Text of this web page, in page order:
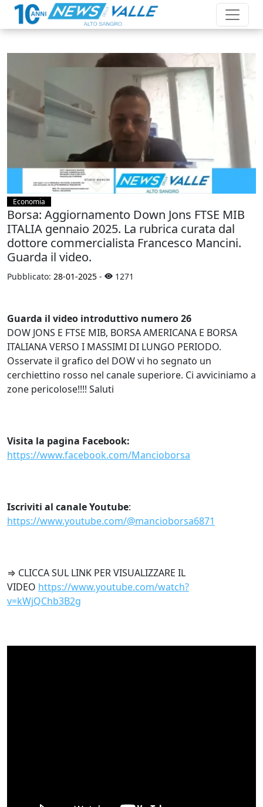
Economia
Borsa: Aggiornamento Down Jons FTSE MIB
ITALIA gennaio 2025. La rubrica curata dal
dottore commercialista Francesco Mancini.
Guarda il video.
Pubblicato: 28-01-2025 - 1271
Guarda il video introduttivo numero 26
DOW JONS E FTSE MIB, BORSA AMERICANA E BORSA
ITALIANA VERSO I MASSIMI DI LUNGO PERIODO.
Osservate il grafico del DOW vi ho segnato un
cerchiettino rosso nel canale superiore. Ci avviciniamo a
zone pericolose!!!! Saluti
Visita la pagina Facebook:
https://www.facebook.com/Mancioborsa
Iscriviti al canale Youtube:
https://www.youtube.com/@mancioborsa6871
⇒ CLICCA SUL LINK PER VISUALIZZARE IL
VIDEO https://www.youtube.com/watch?
v=kWjQChb3B2g